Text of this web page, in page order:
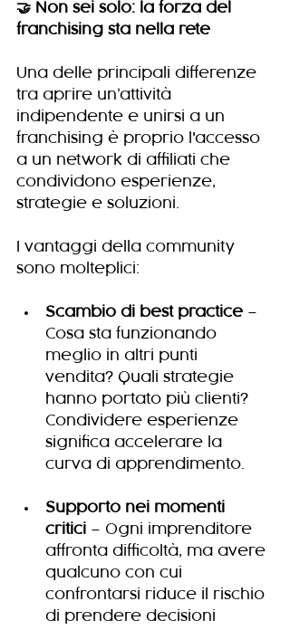
🤝 Non sei solo: la forza del
franchising sta nella rete
Una delle principali differenze
tra aprire un’attività
indipendente e unirsi a un
franchising è proprio l'accesso
a un network di affiliati che
condividono esperienze,
strategie e soluzioni.
I vantaggi della community
sono molteplici:
Scambio di best practice –
Cosa sta funzionando
meglio in altri punti
vendita? Quali strategie
hanno portato più clienti?
Condividere esperienze
significa accelerare la
curva di apprendimento.
Supporto nei momenti
critici – Ogni imprenditore
affronta difficoltà, ma avere
qualcuno con cui
confrontarsi riduce il rischio
di prendere decisioni